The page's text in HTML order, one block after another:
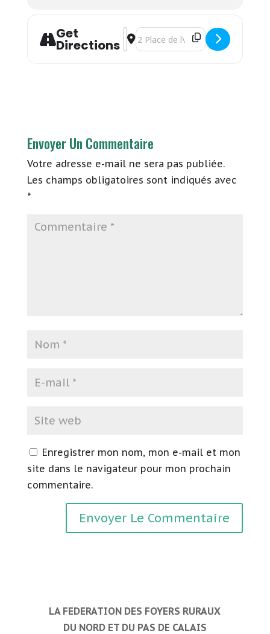
Get
Directions
Address - Arleen Thibault - "Juré
Destination Address - Arleen
Envoyer Un Commentaire
Votre adresse e-mail ne sera pas publiée.
Les champs obligatoires sont indiqués avec
*
Enregistrer mon nom, mon e-mail et mon
site dans le navigateur pour mon prochain
commentaire.
LA FEDERATION DES FOYERS RURAUX
DU NORD ET DU PAS DE CALAIS